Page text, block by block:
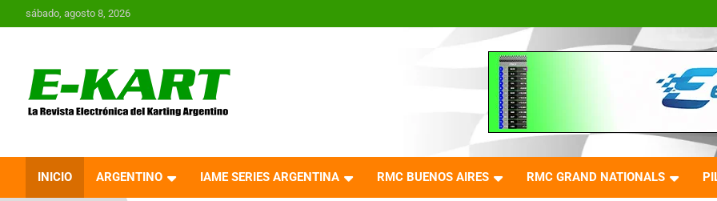
al
sábado, agosto 8, 2026
Revista Electrónica del
INICIO ARGENTINO IAME SERIES ARGENTINA RMC BUENOS AIRES RMC GRAND NATIONALS